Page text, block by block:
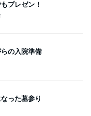
プレゼン！
の入院準備
った墓参り